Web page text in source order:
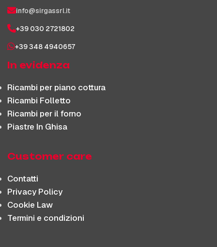
info@sirgassrl.it
+39 030 2721802
+39 348 4940657
In evidenza
Ricambi per piano cottura
Ricambi Folletto
Ricambi per il forno
Piastre In Ghisa
Customer care
Contatti
Privacy Policy
Cookie Law
Termini e condizioni